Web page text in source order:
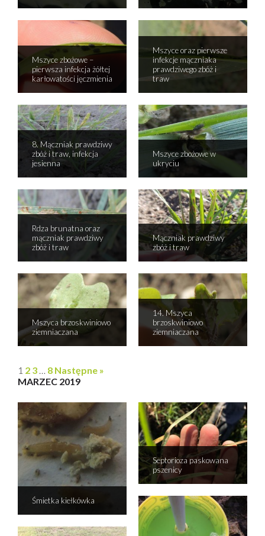
Mszyce zbożowe –
pierwsza infekcja żółtej
karłowatości jęczmienia
Mszyce oraz pierwsze
infekcje mączniaka
prawdziwego zbóż i
traw
8. Mączniak prawdziwy
zbóż i traw, infekcja
jesienna
Mszyce zbożowe w
ukryciu
Rdza brunatna oraz
mączniak prawdziwy
zbóż i traw
Mączniak prawdziwy
zbóż i traw
Mszyca brzoskwiniowo
ziemniaczana
14. Mszyca
brzoskwiniowo
ziemniaczana
1 2 3 … 8 Następne »
MARZEC 2019
Śmietka kiełkówka
Septorioza paskowana
pszenicy